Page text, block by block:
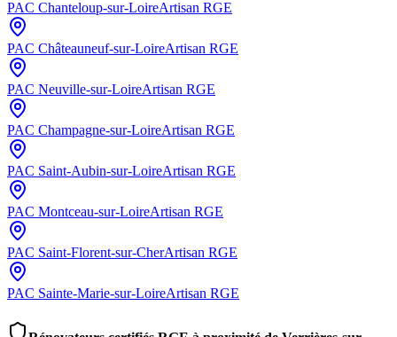
PAC Chanteloup-sur-LoireArtisan RGE
PAC Châteauneuf-sur-LoireArtisan RGE
PAC Neuville-sur-LoireArtisan RGE
PAC Champagne-sur-LoireArtisan RGE
PAC Saint-Aubin-sur-LoireArtisan RGE
PAC Montceau-sur-LoireArtisan RGE
PAC Saint-Florent-sur-CherArtisan RGE
PAC Sainte-Marie-sur-LoireArtisan RGE